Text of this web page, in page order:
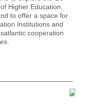
Higher Education,
to offer a space for
Institutions and
cooperation